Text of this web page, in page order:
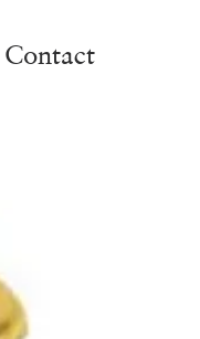
Contact